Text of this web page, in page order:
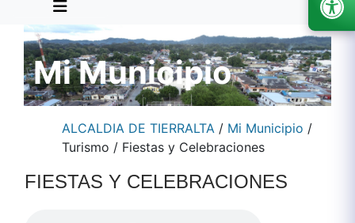
Mi Municipio
ALCALDIA DE TIERRALTA / Mi Municipio /
Turismo / Fiestas y Celebraciones
FIESTAS Y CELEBRACIONES